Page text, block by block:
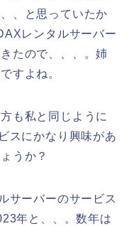
、と思っていたか
レンタルサーバー
たので、、、。姉
すよね。
も私と同じように
スにかなり興味があ
うか？
サーバーのサービス
年と、、。数年は